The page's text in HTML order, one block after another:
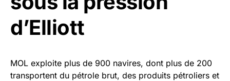
d’Elliott
MOL exploite plus de 900 navires, dont plus de 200
transportent du pétrole brut, des produits pétroliers et